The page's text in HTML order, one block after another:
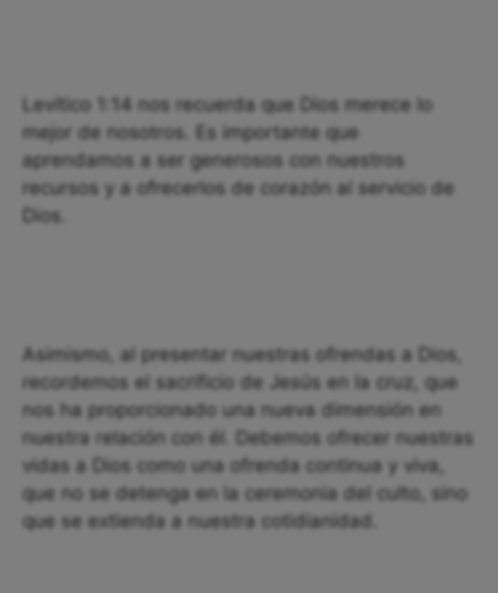
Levítico 1:14 nos recuerda que Dios merece lo
mejor de nosotros. Es importante que
aprendamos a ser generosos con nuestros
recursos y a ofrecerlos de corazón al servicio de
Dios.
Asimismo, al presentar nuestras ofrendas a Dios,
recordemos el sacrificio de Jesús en la cruz, que
nos ha proporcionado una nueva dimensión en
nuestra relación con él. Debemos ofrecer nuestras
vidas a Dios como una ofrenda continua y viva,
que no se detenga en la ceremonia del culto, sino
que se extienda a nuestra cotidianidad.